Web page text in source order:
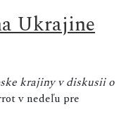
Ukrajine
krajiny v diskusii o
v nedeľu pre